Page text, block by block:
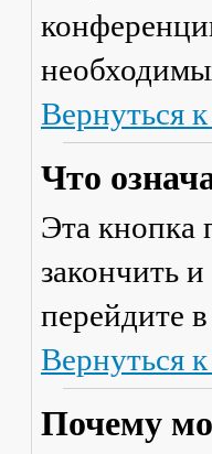
Вернуться
Что
Эта кнопка
закончить
перейдите
Вернуться
Почему